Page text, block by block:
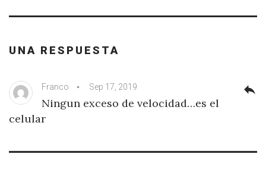
UNA RESPUESTA
Franco Sep 17, 2019
Ningun exceso de velocidad…es el
celular
reply